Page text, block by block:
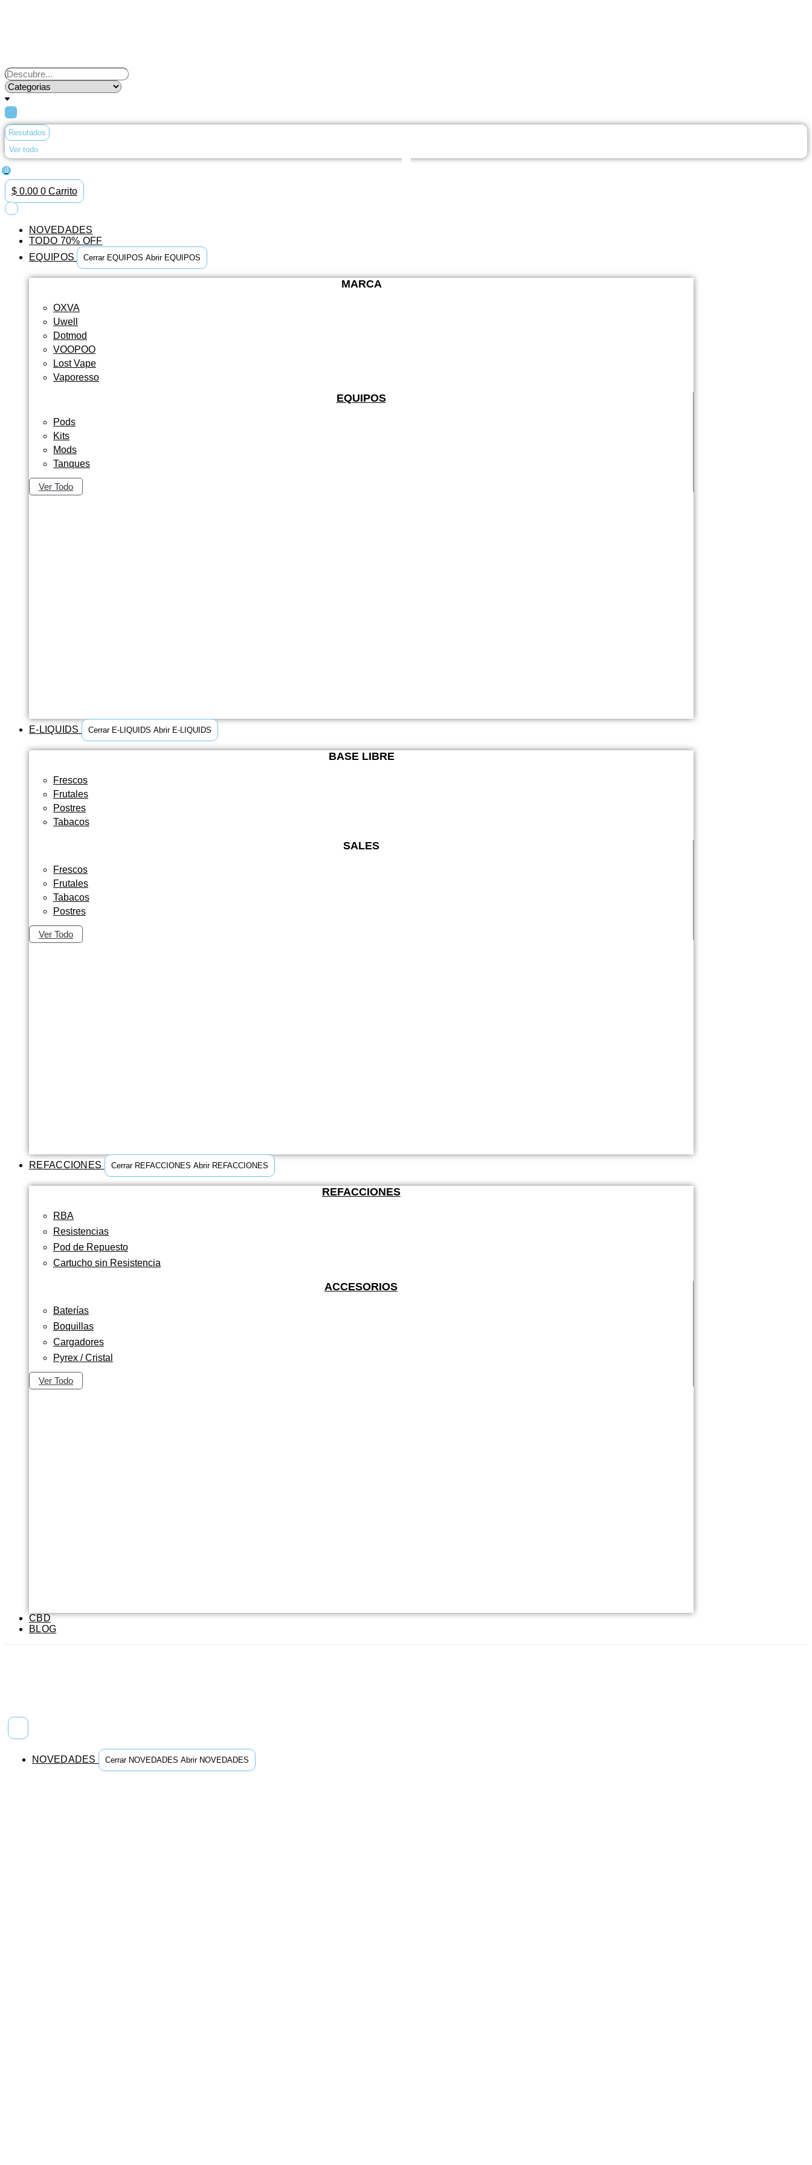
Search
...
Resutados
Ver todo
0
$ 0.00 0 Carrito
NOVEDADES
TODO 70% OFF
EQUIPOS
Cerrar EQUIPOS Abrir EQUIPOS
MARCA
OXVA
Uwell
Dotmod
VOOPOO
Lost Vape
Vaporesso
EQUIPOS
Pods
Kits
Mods
Tanques
Ver Todo
E-LIQUIDS Cerrar E-LIQUIDS Abrir E-LIQUIDS
BASE LIBRE
Frescos
Frutales
Postres
Tabacos
SALES
Frescos
Frutales
Tabacos
Postres
Ver Todo
REFACCIONES Cerrar REFACCIONES Abrir REFACCIONES
REFACCIONES
RBA
Resistencias
Pod de Repuesto
Cartucho sin Resistencia
ACCESORIOS
Baterías
Boquillas
Cargadores
Pyrex / Cristal
Ver Todo
CBD
BLOG
NOVEDADES Cerrar NOVEDADES Abrir NOVEDADES